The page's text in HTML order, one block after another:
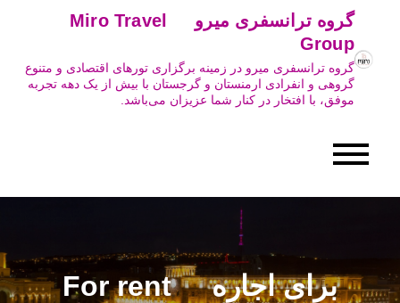
content
گروه ترانسفری میرو Miro Travel
Group
گروه ترانسفری میرو در زمینه برگزاری تورهای اقتصادی و متنوع
گروهی و انفرادی ارمنستان و گرجستان با بیش از یک دهه تجربه
موفق، با افتخار در کنار شما عزیزان می‌باشد.
برای اجاره For rent